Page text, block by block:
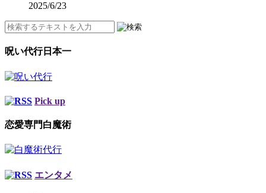
2025/6/23
呪い代行日本一
Pick up
恋愛専門白魔術
エンタメ